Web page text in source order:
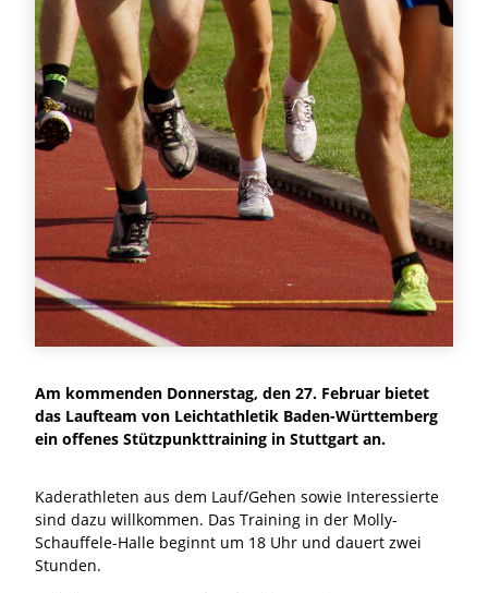
Am kommenden Donnerstag, den 27. Februar bietet
das Laufteam von Leichtathletik Baden-Württemberg
ein offenes Stützpunkttraining in Stuttgart an.
Kaderathleten aus dem Lauf/Gehen sowie Interessierte
sind dazu willkommen. Das Training in der Molly-
Schauffele-Halle beginnt um 18 Uhr und dauert zwei
Stunden.